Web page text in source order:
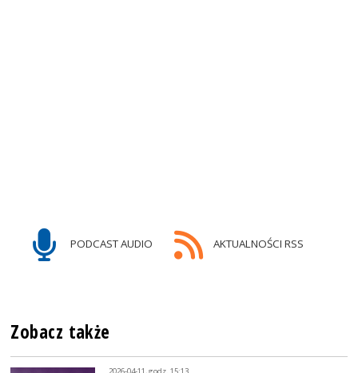
PODCAST AUDIO AKTUALNOŚCI RSS
Zobacz także
2026-04-11, godz. 15:13